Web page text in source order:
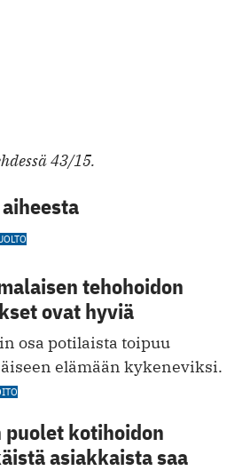
43/15.
tehohoidon
ovat hyviä
osa potilaista toipuu
elämään kykeneviksi.
puolet kotihoidon
asiakkaista saa